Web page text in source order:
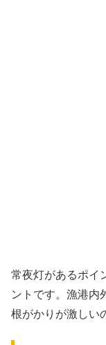
常夜灯があるポイ
ントです。漁港内
根がかりが激しい